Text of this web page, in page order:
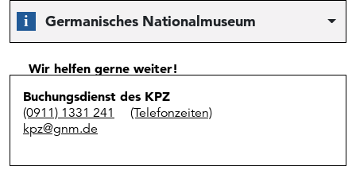
Germanisches Nationalmuseum
Wir helfen gerne weiter!
Buchungsdienst des KPZ
(0911) 1331 241
(Telefonzeiten)
kpz@gnm.de